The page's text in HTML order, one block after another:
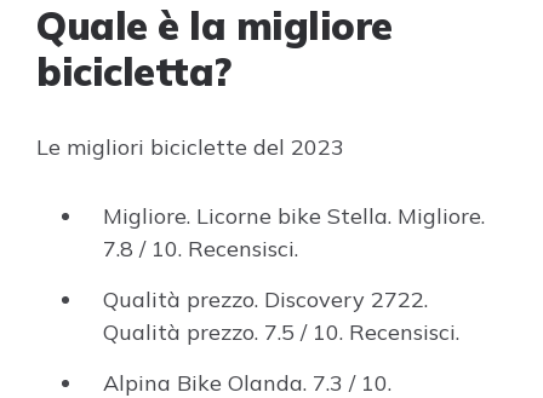
Quale è la migliore
bicicletta?
Le migliori biciclette del 2023
Migliore. Licorne bike Stella. Migliore.
7.8 / 10. Recensisci.
Qualità prezzo. Discovery 2722.
Qualità prezzo. 7.5 / 10. Recensisci.
Alpina Bike Olanda. 7.3 / 10.